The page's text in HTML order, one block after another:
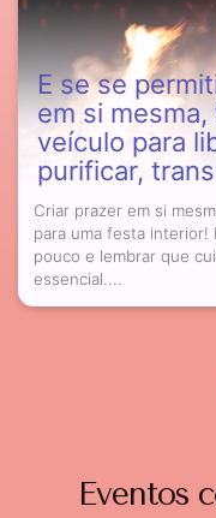
E se se
em si
veículo para
purificar,
Criar prazer em si
para uma festa interior!
pouco e lembrar que
essencial....
Eventos